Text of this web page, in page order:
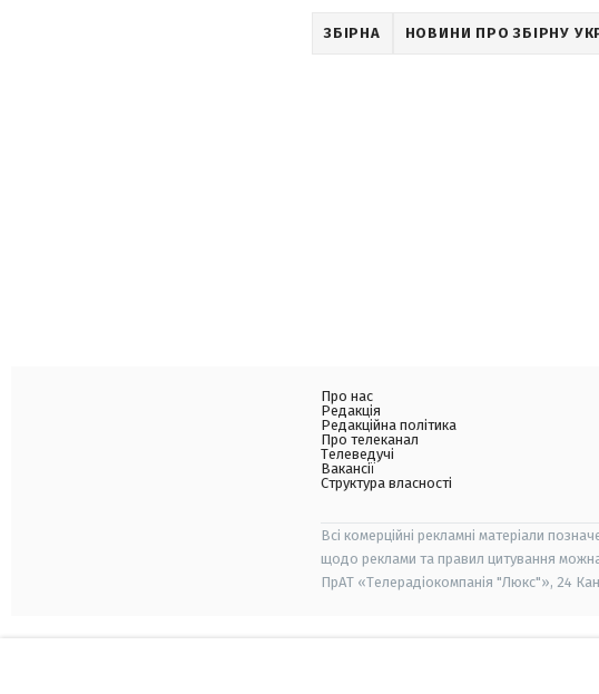
ЗБІРНА НОВИНИ ПРО ЗБІРНУ
Про нас
Редакція
Редакційна політика
Про телеканал
Телеведучі
Вакансії
Структура власності
Всі комерційні рекламні матеріали
щодо реклами та правил цитування
ПрАТ «Телерадіокомпанія "Люкс"», 24